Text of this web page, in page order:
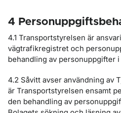
4
4.1 Transportstyrelsen är
vägtrafikregistret och
behandling av personuppgifter
4.2 Såvitt avser användning av
är Transportstyrelsen ensamt
den behandling av